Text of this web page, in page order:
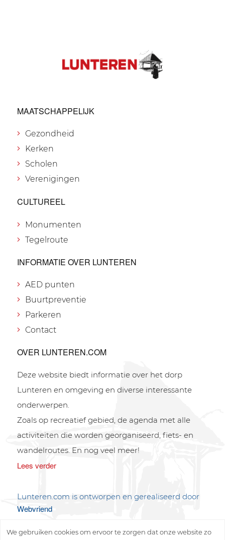
MAATSCHAPPELIJK
Gezondheid
Kerken
Scholen
Verenigingen
CULTUREEL
Monumenten
Tegelroute
INFORMATIE OVER LUNTEREN
AED punten
Buurtpreventie
Parkeren
Contact
OVER LUNTEREN.COM
Deze website biedt informatie over het dorp
Lunteren en omgeving en diverse interessante
onderwerpen.
Zoals op recreatief gebied, de agenda met alle
activiteiten die worden georganiseerd, fiets- en
wandelroutes. En nog veel meer!
Lees verder
Lunteren.com is ontworpen en gerealiseerd door
Webvriend
We gebruiken cookies om ervoor te zorgen dat onze website zo